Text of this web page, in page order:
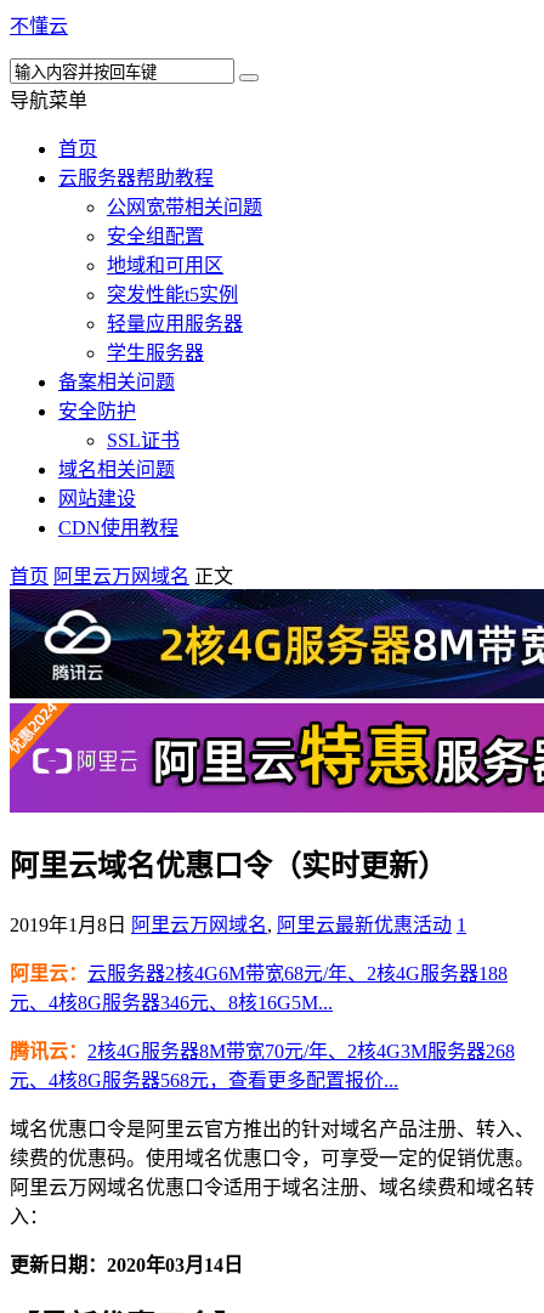
不懂云
导航菜单
首页
云服务器帮助教程
公网宽带相关问题
安全组配置
地域和可用区
突发性能t5实例
轻量应用服务器
学生服务器
备案相关问题
安全防护
SSL证书
域名相关问题
网站建设
CDN使用教程
首页 阿里云万网域名 正文
阿里云域名优惠口令（实时更新）
2019年1月8日 阿里云万网域名, 阿里云最新优惠活动 1
阿里云： 云服务器2核4G6M带宽68元/年、2核4G服务器188
元、4核8G服务器346元、8核16G5M...
腾讯云： 2核4G服务器8M带宽70元/年、2核4G3M服务器268
元、4核8G服务器568元，查看更多配置报价...
域名优惠口令是阿里云官方推出的针对域名产品注册、转入、
续费的优惠码。使用域名优惠口令，可享受一定的促销优惠。
阿里云万网域名优惠口令适用于域名注册、域名续费和域名转
入：
更新日期：2020年03月14日